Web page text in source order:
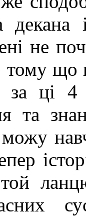
декана
не
тому що
ці 4
та